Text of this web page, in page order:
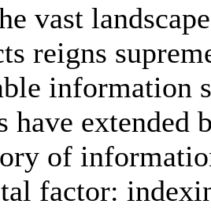
vast
reigns
information
have extended
of
factor: